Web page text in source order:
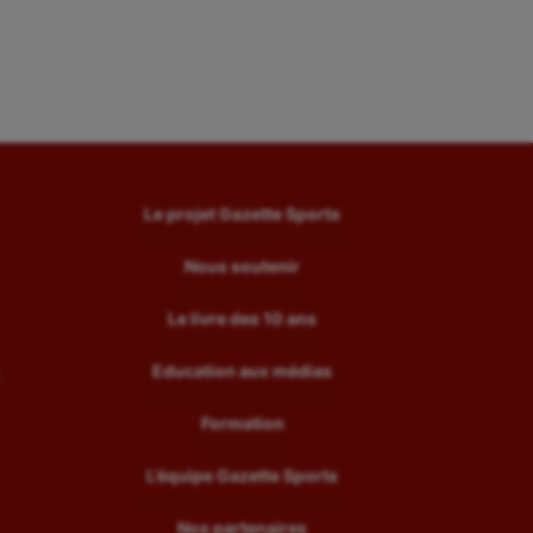
Le projet Gazette Sports
Nous soutenir
Le livre des 10 ans
Education aux médias
Formation
L’équipe Gazette Sports
Nos partenaires